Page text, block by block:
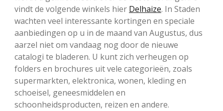
vindt de volgende winkels hier Delhaize. In Staden
wachten veel interessante kortingen en speciale
aanbiedingen op u in de maand van Augustus, dus
aarzel niet om vandaag nog door de nieuwe
catalogi te bladeren. U kunt zich verheugen op
folders en brochures uit vele categorieën, zoals
supermarkten, elektronica, wonen, kleding en
schoeisel, geneesmiddelen en
schoonheidsproducten, reizen en andere.